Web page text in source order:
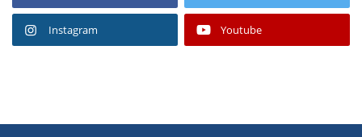
Instagram Youtube